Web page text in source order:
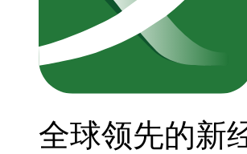
全球领先的新